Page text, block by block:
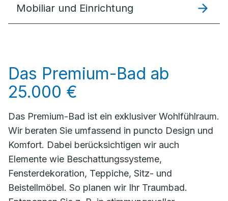
Mobiliar und Einrichtung
Das Premium-Bad ab
25.000 €
Das Premium-Bad ist ein exklusiver Wohlfühlraum.
Wir beraten Sie umfassend in puncto Design und
Komfort. Dabei berücksichtigen wir auch
Elemente wie Beschattungssysteme,
Fensterdekoration, Teppiche, Sitz- und
Beistellmöbel. So planen wir Ihr Traumbad.